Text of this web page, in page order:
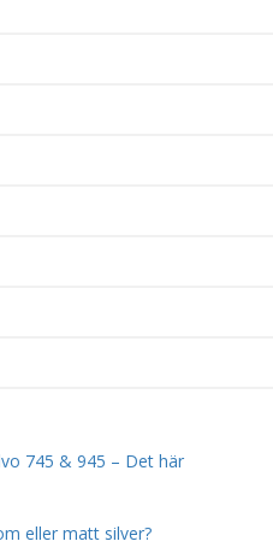
745 & 945 – Det här
eller matt silver?